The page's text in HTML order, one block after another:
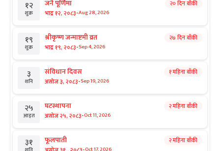
१२
शुक्र
जनै पूर्णिमा
भाद्र १२, २०८३-Aug 28, 2026
२० दिन बाँकी
१९
शुक्र
श्रीकृष्ण जन्माष्टमी व्रत
भाद्र १९, २०८३-Sep 4, 2026
२७ दिन बाँकी
३
शनि
संविधान दिवस
असोज ३, २०८३-Sep 19, 2026
१ महिना बाँकी
२५
आइत
घटस्थापना
असोज २५, २०८३-Oct 11, 2026
२ महिना बाँकी
३१ फूलपाती २ महिना बाँकी